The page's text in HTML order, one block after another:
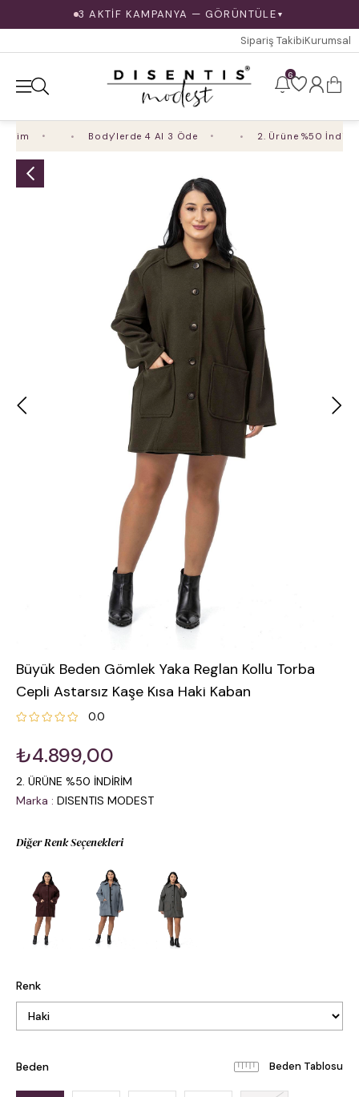
3 AKTİF KAMPANYA — GÖRÜNTÜLE ▼
Sipariş TakibiKurumsal
6
Body'lerde 4 Al 3 Öde 2. Ürüne %50 İndirim
Büyük Beden Gömlek Yaka Reglan Kollu Torba
Cepli Astarsız Kaşe Kısa Haki Kaban
0.0
₺4.899,00
2. ÜRÜNE %50 İNDİRİM
Marka : DISENTIS MODEST
Diğer Renk Seçenekleri
Renk
Beden Beden Tablosu